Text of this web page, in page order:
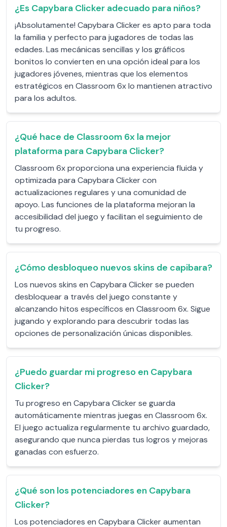
¿Es Capybara Clicker adecuado para niños?
¡Absolutamente! Capybara Clicker es apto para toda
la familia y perfecto para jugadores de todas las
edades. Las mecánicas sencillas y los gráficos
bonitos lo convierten en una opción ideal para los
jugadores jóvenes, mientras que los elementos
estratégicos en Classroom 6x lo mantienen atractivo
para los adultos.
¿Qué hace de Classroom 6x la mejor
plataforma para Capybara Clicker?
Classroom 6x proporciona una experiencia fluida y
optimizada para Capybara Clicker con
actualizaciones regulares y una comunidad de
apoyo. Las funciones de la plataforma mejoran la
accesibilidad del juego y facilitan el seguimiento de
tu progreso.
¿Cómo desbloqueo nuevos skins de capibara?
Los nuevos skins en Capybara Clicker se pueden
desbloquear a través del juego constante y
alcanzando hitos específicos en Classroom 6x. Sigue
jugando y explorando para descubrir todas las
opciones de personalización únicas disponibles.
¿Puedo guardar mi progreso en Capybara
Clicker?
Tu progreso en Capybara Clicker se guarda
automáticamente mientras juegas en Classroom 6x.
El juego actualiza regularmente tu archivo guardado,
asegurando que nunca pierdas tus logros y mejoras
ganadas con esfuerzo.
¿Qué son los potenciadores en Capybara
Clicker?
Los potenciadores en Capybara Clicker aumentan